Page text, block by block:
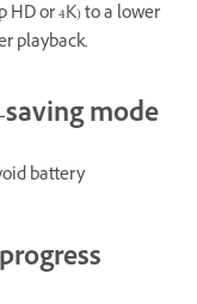
HD or 4K) to a lower
playback.
mode
battery